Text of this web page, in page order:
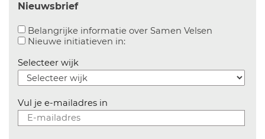
Nieuwsbrief
Belangrijke informatie over Samen Velsen
Nieuwe initiatieven in:Aanvinken om informatie over
Selecteer wijk
Vul je e-mailadres in